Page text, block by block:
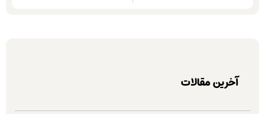
آخرین مقالات